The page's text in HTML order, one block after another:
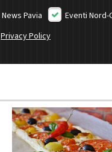
News Pavia
Eventi
Privacy Policy